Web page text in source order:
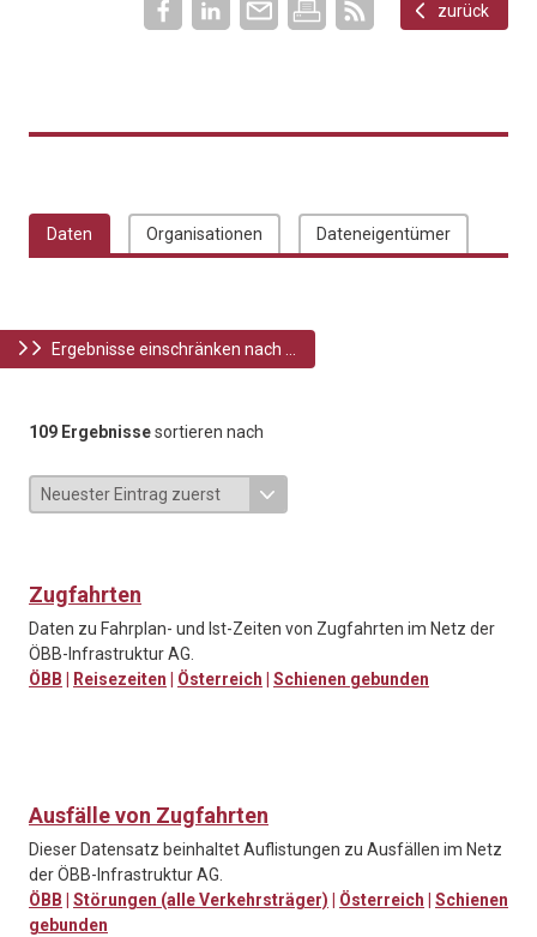
zurück
Daten Organisationen Dateneigentümer
Ergebnisse einschränken nach ...
109 Ergebnissesortieren nach
Zugfahrten
Daten zu Fahrplan- und Ist-Zeiten von Zugfahrten im Netz der
ÖBB-Infrastruktur AG.
ÖBB
Reisezeiten Österreich Schienen gebunden
Ausfälle von Zugfahrten
Dieser Datensatz beinhaltet Auflistungen zu Ausfällen im Netz
der ÖBB-Infrastruktur AG.
ÖBB
Störungen (alle Verkehrsträger) Österreich
Schienen
gebunden